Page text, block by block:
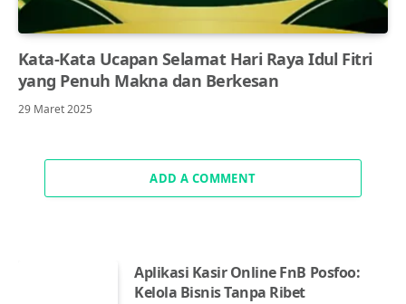
Kata-Kata Ucapan Selamat Hari Raya Idul Fitri
yang Penuh Makna dan Berkesan
29 Maret 2025
ADD A COMMENT
Aplikasi Kasir Online FnB Posfoo:
Kelola Bisnis Tanpa Ribet